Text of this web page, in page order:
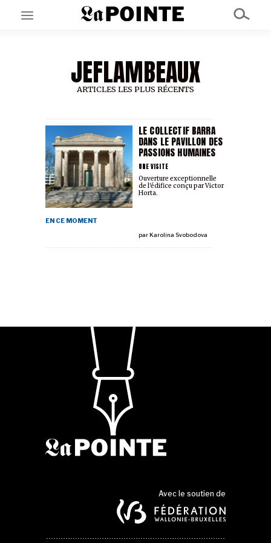
EN CE MOMENT
GRAND ANGLE
AU LARGE
À PROPOS
NOS PARTENAIRES
SOUTENEZ NOUS
JEFLAMBEAUX
ARTICLES LES PLUS RÉCENTS
LE COLLECTIF BARRA
DANS LE PAVILLON DES
PASSIONS HUMAINES
UNE VISITE
EN CE MOMENT
parKarolina Svobodova
Ouverture exceptionnelle
de l'édifice conçu par Victor
Horta.
Avec le soutien de